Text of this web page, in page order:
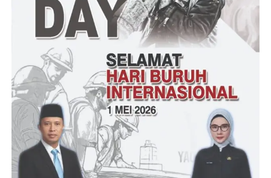
yang sangat mahal. Menunggu perhatian pemerintah atas
ketersediaan kuota untuk nelayan Kecamatan Panimbang sampai
saat ini masih belum menjadi kenyataan.
Rudi hanya berharap agar Pemerintah di semua tingkatan dapat
secara serius memperhatikan kebutuhan nelayan Kecamatan
Panimbang secara umum, apalagi sudah bertahun-tahun nelayan
warga Kecamatan Panimbang belum pernah tersentuh bantuan
seperti nelayan yang dirasakan oleh nelayan di wilayah lainnya.
(YEN/RG)